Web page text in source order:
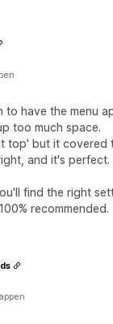
to have the menu
too much space.
top' but it covered
and it's perfect.
find the right
recommended.